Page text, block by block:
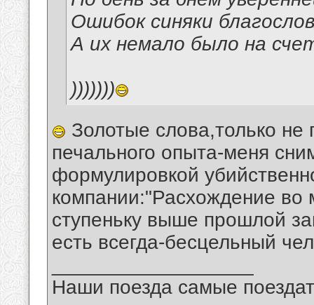
Ошибок синяки
А их немало было на
)))))))
Золотые слова,только
печального опыта-меня
формулировкой
компании:"Расхождение во
ступеньку выше прошлой
есть всегда-бесцельный
Наши поезда самые